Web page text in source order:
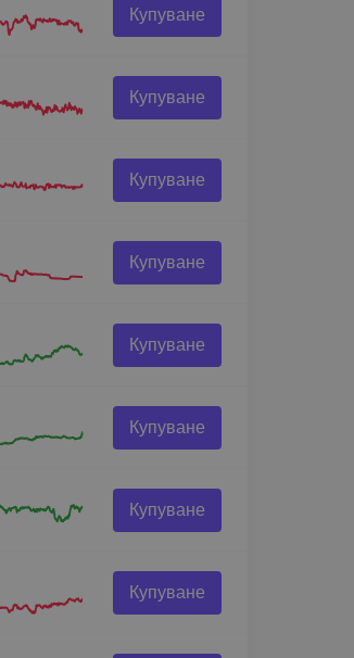
Купуване
Купуване
Купуване
Купуване
Купуване
Купуване
Купуване
Купуване